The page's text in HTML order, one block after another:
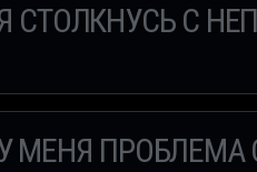
СТОЛКНУСЬ С
МЕНЯ ПРОБЛЕМА